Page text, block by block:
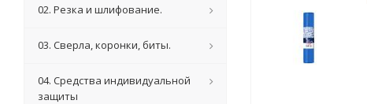
02. Резка и шлифование.
03. Сверла, коронки, биты.
04. Средства индивидуальной
защиты